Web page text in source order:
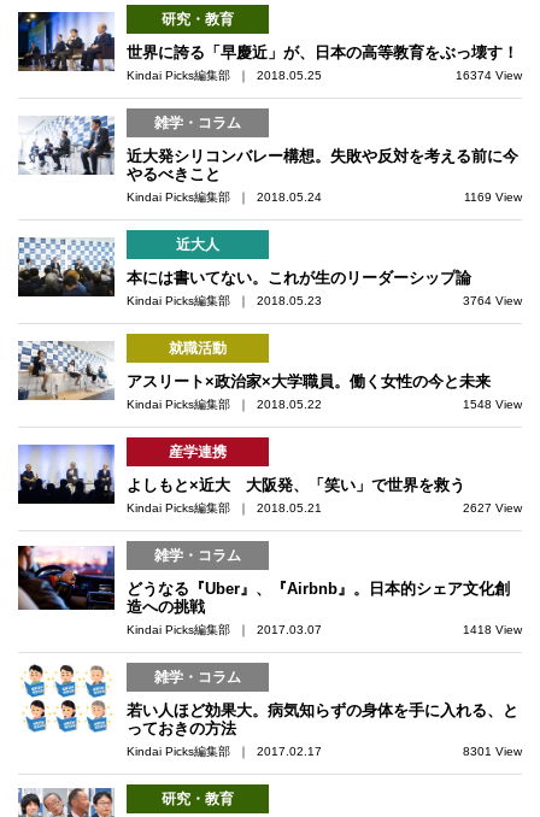
研究・教育
世界に誇る「早慶近」が、日本の高等教育をぶっ壊す！
Kindai Picks編集部 ｜ 2018.05.25 16374 View
雑学・コラム
近大発シリコンバレー構想。失敗や反対を考える前に今
やるべきこと
Kindai Picks編集部 ｜ 2018.05.24 1169 View
近大人
本には書いてない。これが生のリーダーシップ論
Kindai Picks編集部 ｜ 2018.05.23 3764 View
就職活動
アスリート×政治家×大学職員。働く女性の今と未来
Kindai Picks編集部 ｜ 2018.05.22 1548 View
産学連携
よしもと×近大 大阪発、「笑い」で世界を救う
Kindai Picks編集部 ｜ 2018.05.21 2627 View
雑学・コラム
どうなる『Uber』、『Airbnb』。日本的シェア文化創
造への挑戦
Kindai Picks編集部 ｜ 2017.03.07 1418 View
雑学・コラム
若い人ほど効果大。病気知らずの身体を手に入れる、と
っておきの方法
Kindai Picks編集部 ｜ 2017.02.17 8301 View
研究・教育